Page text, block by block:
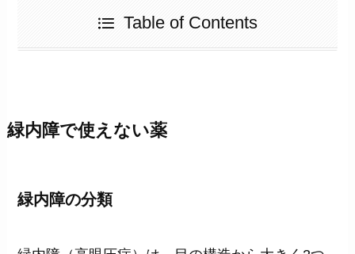
Table of Contents
緑内障で使えない薬
緑内障の分類